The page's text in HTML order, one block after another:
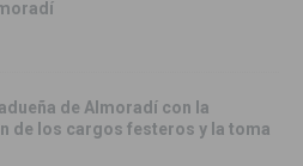
de Almoradí con la
de los cargos festeros y la toma